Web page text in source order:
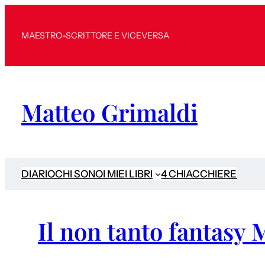
MAESTRO-SCRITTORE E VICEVERSA
Matteo Grimaldi
DIARIOCHI SONOI MIEI LIBRI 4 CHIACCHIERE
Il non tanto fantasy